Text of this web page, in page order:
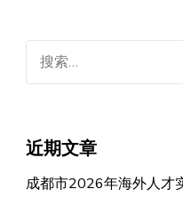
索：
近期文章
成都市2026年海外人才